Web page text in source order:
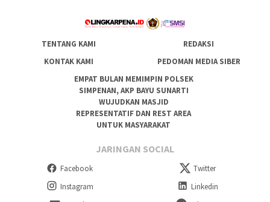
TENTANG KAMI
REDAKSI
KONTAK KAMI
PEDOMAN MEDIA SIBER
EMPAT BULAN MEMIMPIN POLSEK
SIMPENAN, AKP BAYU SUNARTI
WUJUDKAN MASJID
REPRESENTATIF DAN REST AREA
UNTUK MASYARAKAT
JARINGAN SOCIAL
Facebook
Twitter
Instagram
Linkedin